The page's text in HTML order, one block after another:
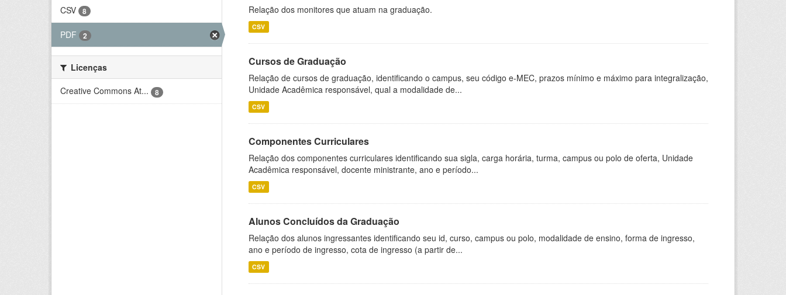
CSV
8
PDF 2
Licenças
Creative Commons At...
8
Relação dos monitores que atuam na graduação.
CSV
Cursos de Graduação
Relação de cursos de graduação, identificando o campus, seu código e-MEC, prazos mínimo e máximo para integralização,
Unidade Acadêmica responsável, qual a modalidade de...
CSV
Componentes Curriculares
Relação dos componentes curriculares identificando sua sigla, carga horária, turma, campus ou polo de oferta, Unidade
Acadêmica responsável, docente ministrante, ano e período...
CSV
Alunos Concluídos da Graduação
Relação dos alunos ingressantes identificando seu id, curso, campus ou polo, modalidade de ensino, forma de ingresso,
ano e período de ingresso, cota de ingresso (a partir de...
CSV